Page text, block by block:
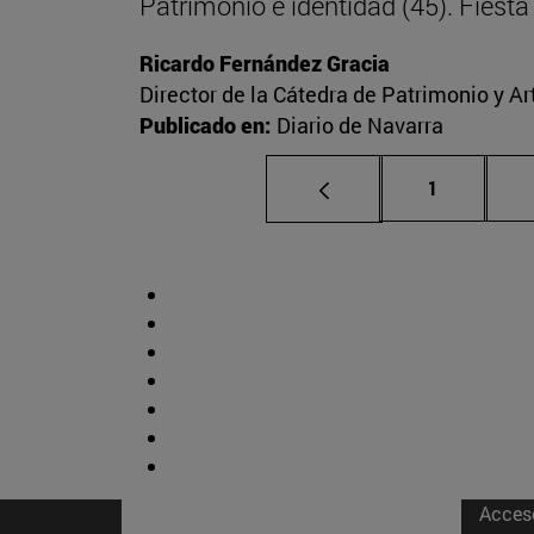
Ricardo Fernández Gracia
Director de la Cátedra de Patrimonio y
Publicado en: Diario de Navarra
Página
1